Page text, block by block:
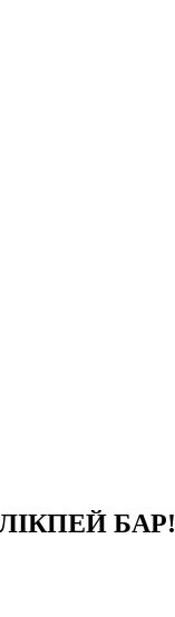
БАР!